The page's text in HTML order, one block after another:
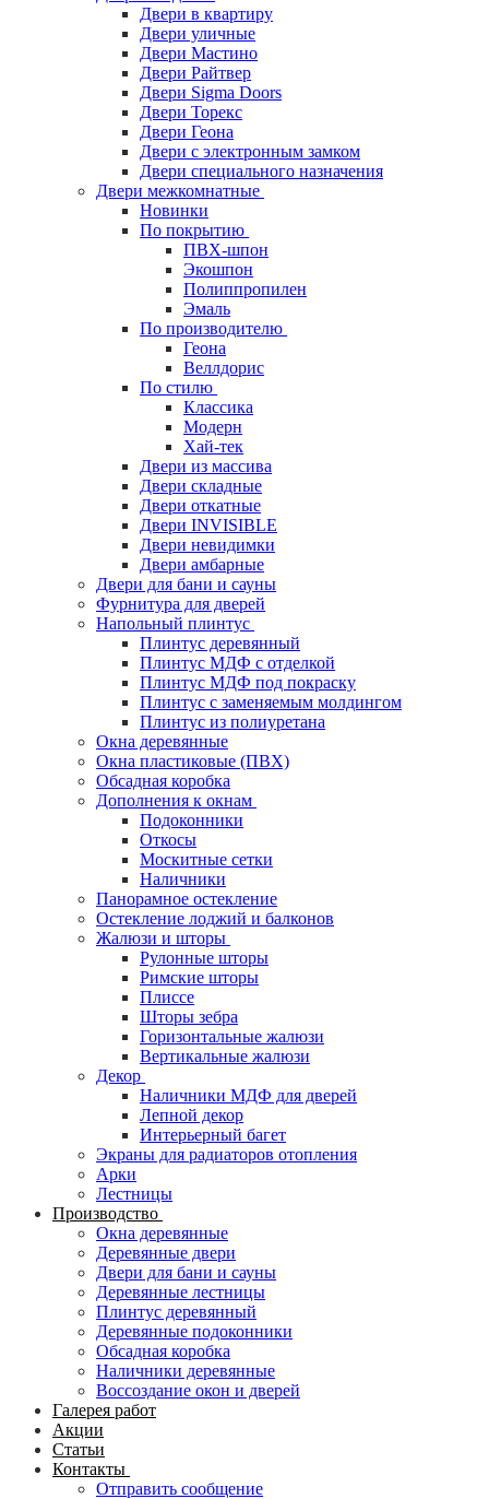
Двери в квартиру
Двери уличные
Двери Мастино
Двери Райтвер
Двери Sigma Doors
Двери Торекс
Двери Геона
Двери с электронным замком
Двери специального назначения
Двери межкомнатные
Новинки
По покрытию
ПВХ-шпон
Экошпон
Полиппропилен
Эмаль
По производителю
Геона
Веллдорис
По стилю
Классика
Модерн
Хай-тек
Двери из массива
Двери складные
Двери откатные
Двери INVISIBLE
Двери невидимки
Двери амбарные
Двери для бани и сауны
Фурнитура для дверей
Напольный плинтус
Плинтус деревянный
Плинтус МДФ с отделкой
Плинтус МДФ под покраску
Плинтус с заменяемым молдингом
Плинтус из полиуретана
Окна деревянные
Окна пластиковые (ПВХ)
Обсадная коробка
Дополнения к окнам
Подоконники
Откосы
Москитные сетки
Наличники
Панорамное остекление
Остекление лоджий и балконов
Жалюзи и шторы
Рулонные шторы
Римские шторы
Плиссе
Шторы зебра
Горизонтальные жалюзи
Вертикальные жалюзи
Декор
Наличники МДФ для дверей
Лепной декор
Интерьерный багет
Экраны для радиаторов отопления
Арки
Лестницы
Производство
Окна деревянные
Деревянные двери
Двери для бани и сауны
Деревянные лестницы
Плинтус деревянный
Деревянные подоконники
Обсадная коробка
Наличники деревянные
Воссоздание окон и дверей
Галерея работ
Акции
Статьи
Контакты
Отправить сообщение